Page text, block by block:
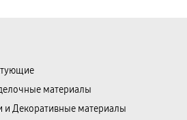
материалы
и Декоративные материалы